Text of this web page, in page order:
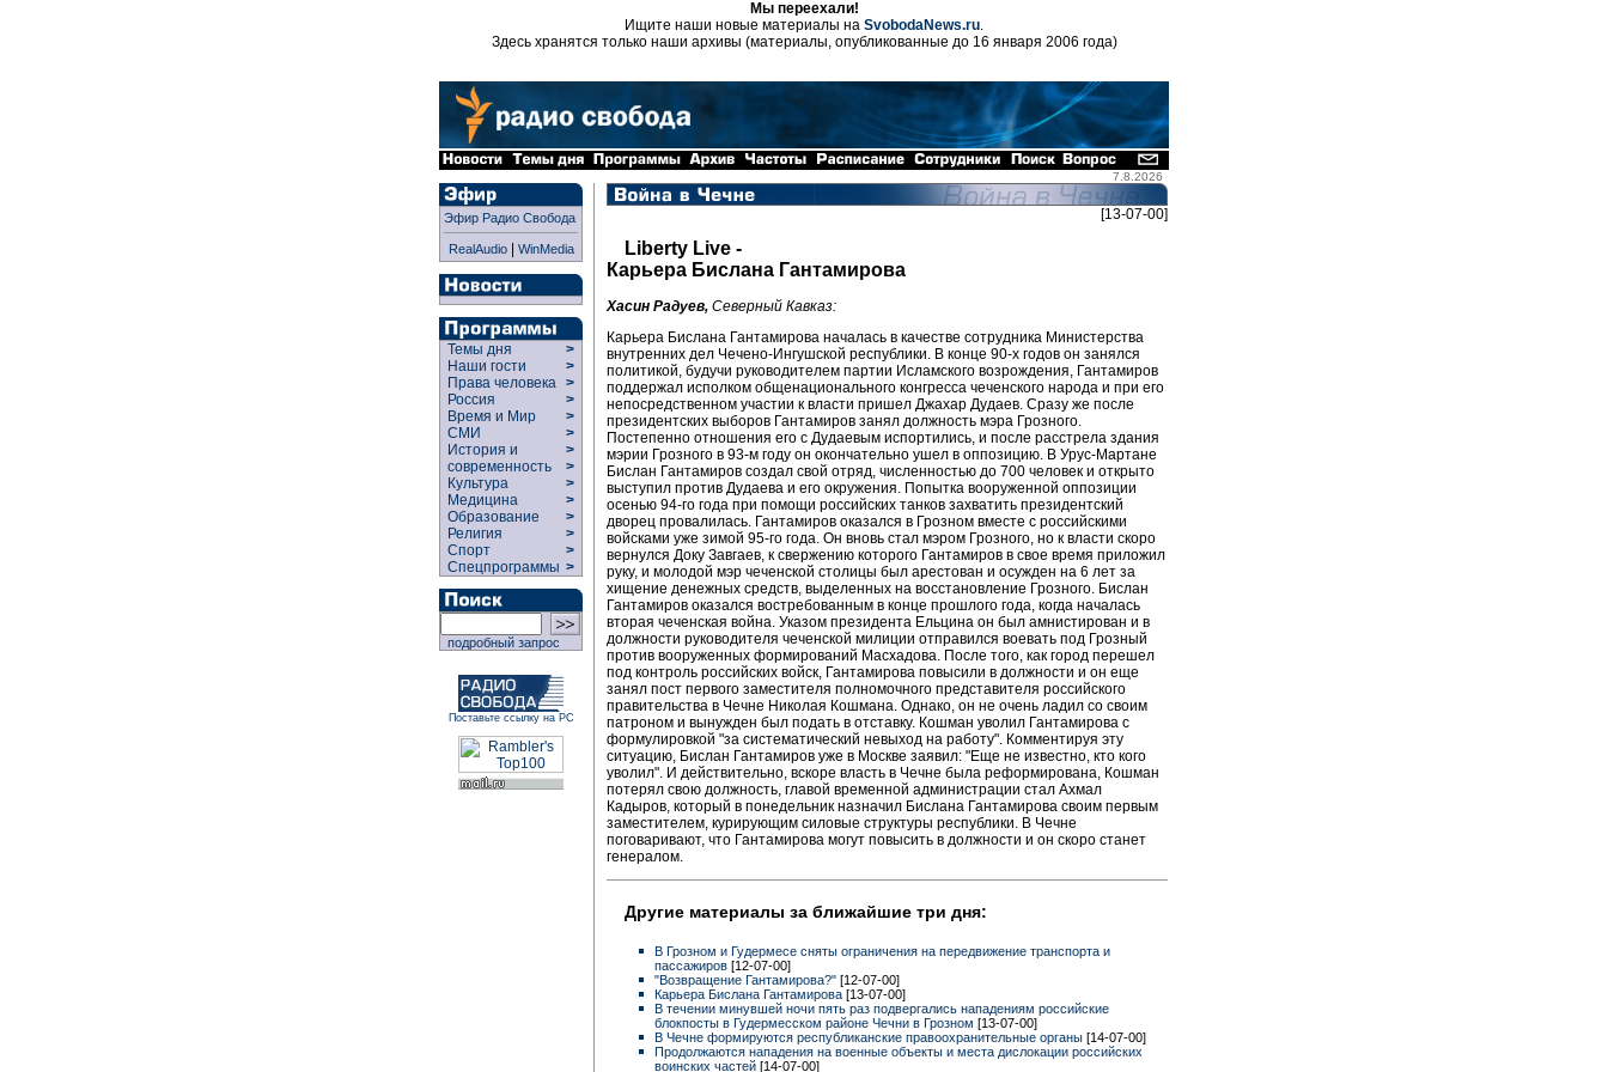
Мы переехали!
Ищите наши новые материалы на SvobodaNews.ru.
Здесь хранятся только наши архивы (материалы, опубликованные до 16 января 2006 года)
7.8.2026
Эфир Радио Свобода
RealAudio| WinMedia
Темы дня
>
Наши гости
>
Права человека >
Россия
>
Время и Мир
>
СМИ
>
История и
современность
>
>
Культура
>
Медицина
>
Образование
>
Религия
>
Спорт
>
Спецпрограммы >
подробный запрос
Поставьте ссылку на РС
[13-07-00]
Liberty Live -
Карьера Бислана Гантамирова
Хасин Радуев, Северный Кавказ:
Карьера Бислана Гантамирова началась в качестве сотрудника Министерства
внутренних дел Чечено-Ингушской республики. В конце 90-х годов он занялся
политикой, будучи руководителем партии Исламского возрождения, Гантамиров
поддержал исполком общенационального конгресса чеченского народа и при его
непосредственном участии к власти пришел Джахар Дудаев. Сразу же после
президентских выборов Гантамиров занял должность мэра Грозного.
Постепенно отношения его с Дудаевым испортились, и после расстрела здания
мэрии Грозного в 93-м году он окончательно ушел в оппозицию. В Урус-Мартане
Бислан Гантамиров создал свой отряд, численностью до 700 человек и открыто
выступил против Дудаева и его окружения. Попытка вооруженной оппозиции
осенью 94-го года при помощи российских танков захватить президентский
дворец провалилась. Гантамиров оказался в Грозном вместе с российскими
войсками уже зимой 95-го года. Он вновь стал мэром Грозного, но к власти скоро
вернулся Доку Завгаев, к свержению которого Гантамиров в свое время приложил
руку, и молодой мэр чеченской столицы был арестован и осужден на 6 лет за
хищение денежных средств, выделенных на восстановление Грозного. Бислан
Гантамиров оказался востребованным в конце прошлого года, когда началась
вторая чеченская война. Указом президента Ельцина он был амнистирован и в
должности руководителя чеченской милиции отправился воевать под Грозный
против вооруженных формирований Масхадова. После того, как город перешел
под контроль российских войск, Гантамирова повысили в должности и он еще
занял пост первого заместителя полномочного представителя российского
правительства в Чечне Николая Кошмана. Однако, он не очень ладил со своим
патроном и вынужден был подать в отставку. Кошман уволил Гантамирова с
формулировкой "за систематический невыход на работу". Комментируя эту
ситуацию, Бислан Гантамиров уже в Москве заявил: "Еще не известно, кто кого
уволил". И действительно, вскоре власть в Чечне была реформирована, Кошман
потерял свою должность, главой временной администрации стал Ахмал
Кадыров, который в понедельник назначил Бислана Гантамирова своим первым
заместителем, курирующим силовые структуры республики. В Чечне
поговаривают, что Гантамирова могут повысить в должности и он скоро станет
генералом.
Другие материалы за ближайшие три дня:
В Грозном и Гудермесе сняты ограничения на передвижение транспорта и
пассажиров [12-07-00]
"Возвращение Гантамирова?" [12-07-00]
Карьера Бислана Гантамирова [13-07-00]
В течении минувшей ночи пять раз подвергались нападениям российские
блокпосты в Гудермесском районе Чечни в Грозном [13-07-00]
В Чечне формируются республиканские правоохранительные органы [14-07-00]
Продолжаются нападения на военные объекты и места дислокации российских
воинских частей [14-07-00]